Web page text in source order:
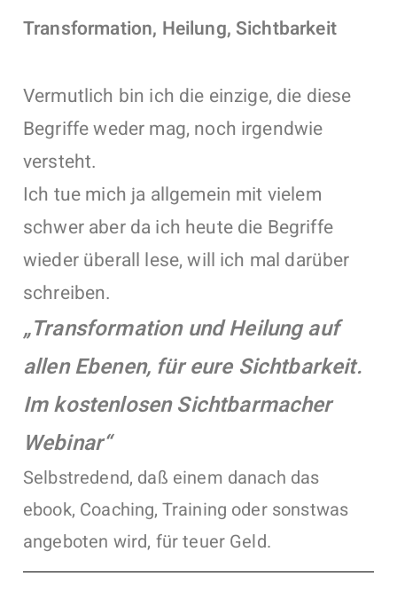
Transformation, Heilung, Sichtbarkeit
Vermutlich bin ich die einzige, die diese
Begriffe weder mag, noch irgendwie
versteht.
Ich tue mich ja allgemein mit vielem
schwer aber da ich heute die Begriffe
wieder überall lese, will ich mal darüber
schreiben.
„Transformation und Heilung auf
allen Ebenen, für eure Sichtbarkeit.
Im kostenlosen Sichtbarmacher
Webinar“
Selbstredend, daß einem danach das
ebook, Coaching, Training oder sonstwas
angeboten wird, für teuer Geld.